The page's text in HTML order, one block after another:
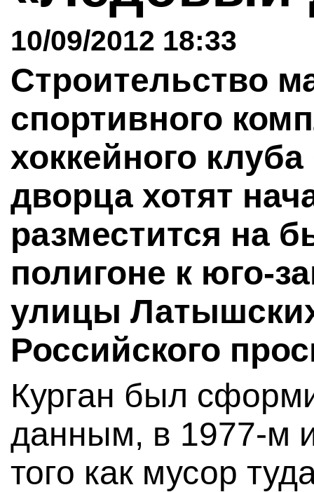
10/09/2012 18:33
Строительство
спортивного
хоккейного
дворца хотят
разместится на
полигоне к юго-
улицы
Российского
Курган был
данным, в 1977-м
того как мусор